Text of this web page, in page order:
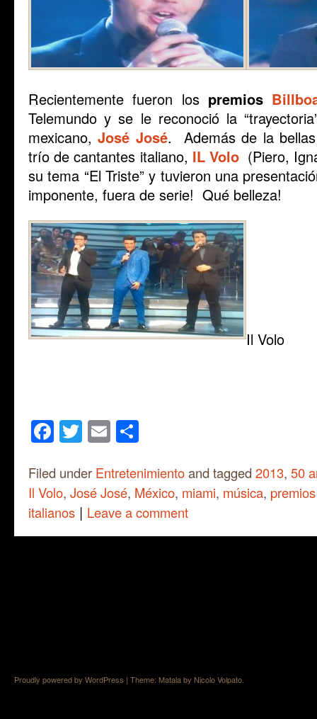
Recientemente fueron los premios
Telemundo y se le reconoció la
mexicano, José José. Además de la
trío de cantantes italiano, IL Volo(Piero,
su tema “El Triste” y tuvieron una
imponente, fuera de serie! Qué belleza!
Il Volo
Facebook
Twitter
Email
Filed under Entretenimientoand tagged 2013, 50
Il Volo, José José, México, miami, música,
italianos | Leave a comment
Proudly powered by WordPress | Theme: Matala by Nicolo Volpato.